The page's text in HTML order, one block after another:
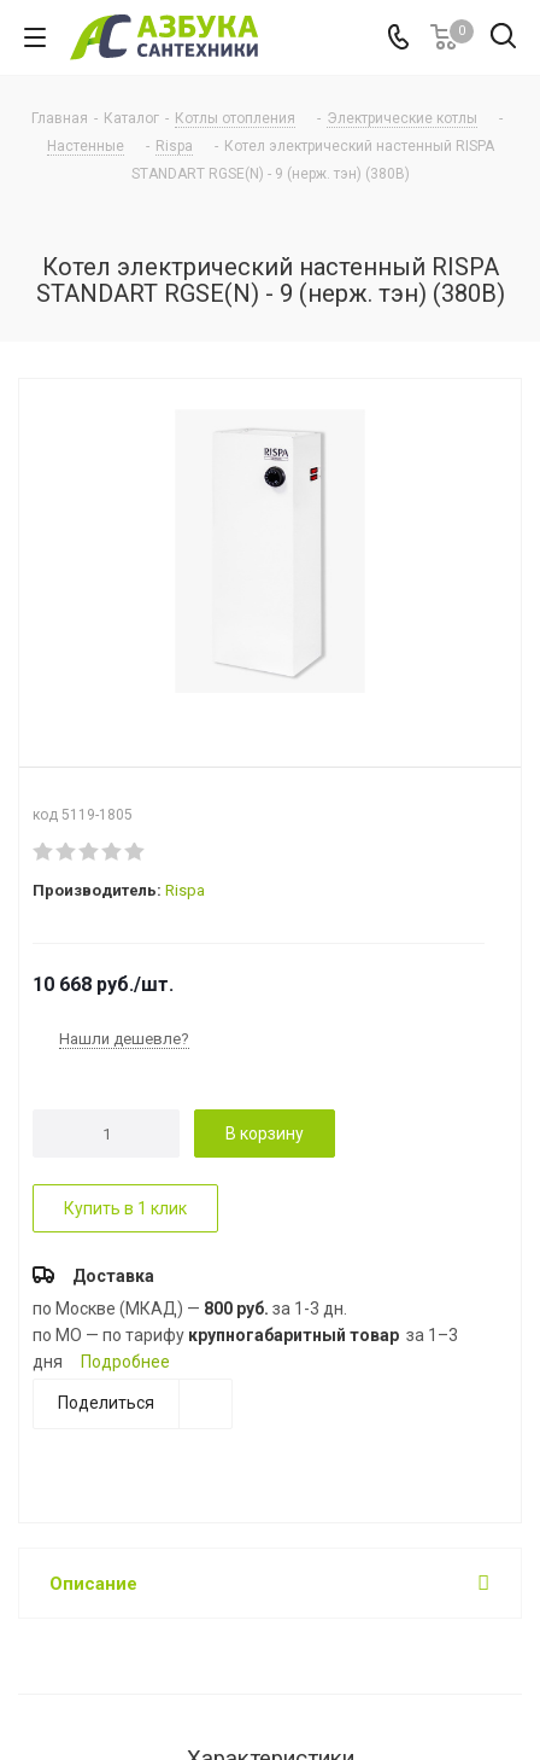
0
Главная - Каталог - Котлы отопления - Электрические котлы
-
Настенные
- Rispa - Котел электрический настенный RISPA
STANDART RGSE(N) - 9 (нерж. тэн) (380В)
Котел электрический настенный RISPA
STANDART RGSE(N) - 9 (нерж. тэн) (380В)
код 5119-1805
Производитель: Rispa
10 668 руб./шт.
Нашли дешевле?
В корзину
Купить в 1 клик
Доставка
по Москве (МКАД) — 800 руб. за 1-3 дн.
по МО — по тарифу крупногабаритный товар за 1–3
дня
Подробнее
Поделиться
Описание